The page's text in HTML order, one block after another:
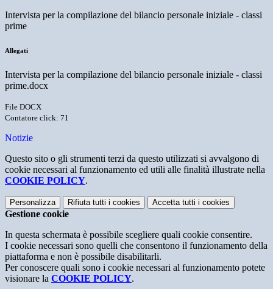
Intervista per la compilazione del bilancio personale iniziale - classi
prime
Allegati
Intervista per la compilazione del bilancio personale iniziale - classi
prime.docx
File DOCX
Contatore click: 71
Notizie
Questo sito o gli strumenti terzi da questo utilizzati si avvalgono di
cookie necessari al funzionamento ed utili alle finalità illustrate nella
COOKIE POLICY.
Personalizza Rifiuta tutti i cookies Accetta tutti i cookies
Gestione cookie
In questa schermata è possibile scegliere quali cookie consentire.
I cookie necessari sono quelli che consentono il funzionamento della
piattaforma e non è possibile disabilitarli.
Per conoscere quali sono i cookie necessari al funzionamento potete
visionare la COOKIE POLICY.